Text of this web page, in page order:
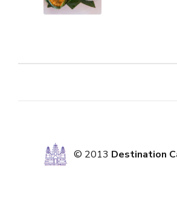
© 2013 Destination